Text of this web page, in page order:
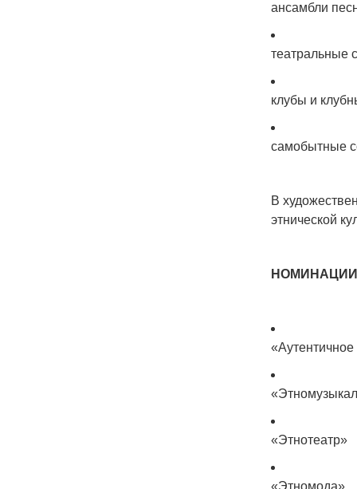
ансамбли
театральные
клубы и
самобытные
В
этнической
«Аутентичное
«Этнотеатр»
«Этномода»